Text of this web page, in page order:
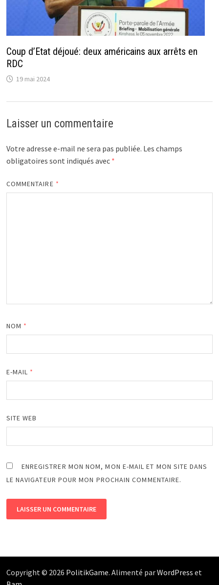
Coup d’Etat déjoué: deux américains aux arrêts en
RDC
19 mai 2024
Laisser un commentaire
Votre adresse e-mail ne sera pas publiée. Les champs
obligatoires sont indiqués avec *
COMMENTAIRE *
NOM *
E-MAIL *
SITE WEB
ENREGISTRER MON NOM, MON E-MAIL ET MON SITE DANS
LE NAVIGATEUR POUR MON PROCHAIN COMMENTAIRE.
Copyright © 2026 PolitikGame. Alimenté parWordPress et